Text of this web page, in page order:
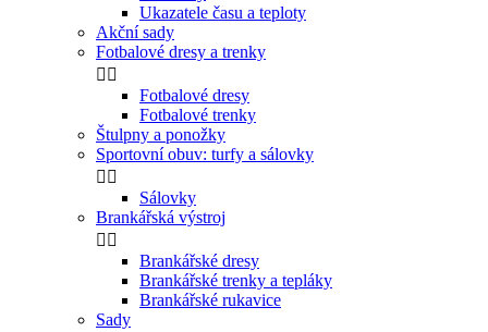
Ukazatele času a teploty
Akční sady
Fotbalové dresy a trenky
 
Fotbalové dresy
Fotbalové trenky
Štulpny a ponožky
Sportovní obuv: turfy a sálovky
 
Sálovky
Brankářská výstroj
 
Brankářské dresy
Brankářské trenky a tepláky
Brankářské rukavice
Sady